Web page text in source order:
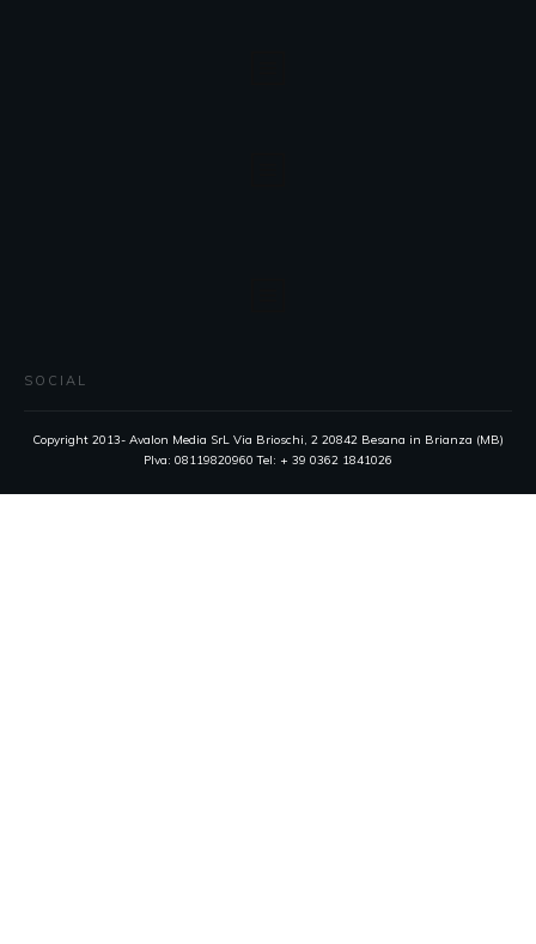
SOCIAL
Copyright 2013- Avalon Media SrL Via Brioschi, 2 20842 Besana in Brianza (MB)
PIva: 08119820960 Tel: + 39 0362 1841026